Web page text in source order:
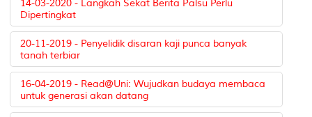
14-03-2020 - Langkah Sekat Berita Palsu Perlu
Dipertingkat
20-11-2019 - Penyelidik disaran kaji punca banyak
tanah terbiar
16-04-2019 - Read@Uni: Wujudkan budaya membaca
untuk generasi akan datang